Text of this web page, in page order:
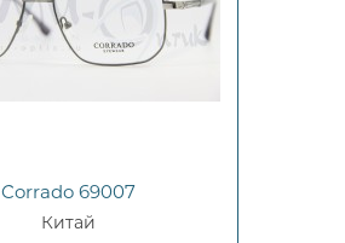
Corrado 69007
Китай